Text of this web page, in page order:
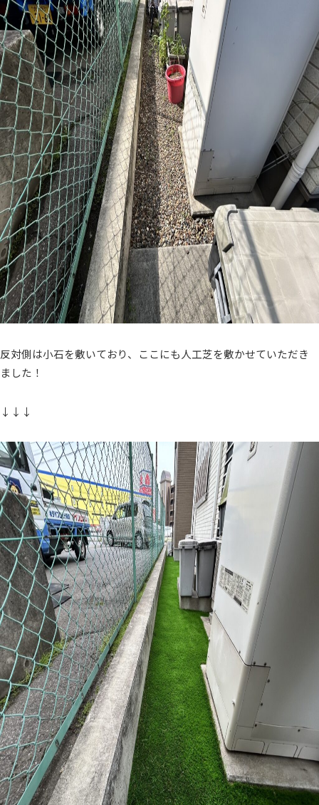
反対側は小石を敷いており、ここにも人工芝を敷かせていただき
ました！
↓↓↓